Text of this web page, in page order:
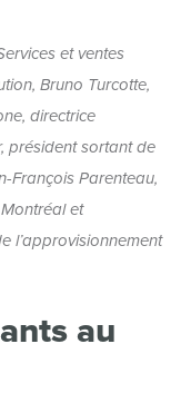
et ventes
Bruno Turcotte,
directrice
président sortant de
François Parenteau,
et
l’approvisionnement
au